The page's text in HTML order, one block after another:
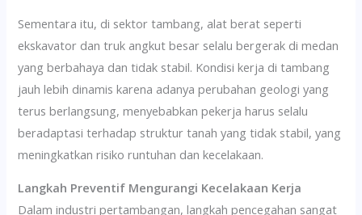
Sementara itu, di sektor tambang, alat berat seperti
ekskavator dan truk angkut besar selalu bergerak di medan
yang berbahaya dan tidak stabil. Kondisi kerja di tambang
jauh lebih dinamis karena adanya perubahan geologi yang
terus berlangsung, menyebabkan pekerja harus selalu
beradaptasi terhadap struktur tanah yang tidak stabil, yang
meningkatkan risiko runtuhan dan kecelakaan.
Langkah Preventif Mengurangi Kecelakaan Kerja
Dalam industri pertambangan, langkah pencegahan sangat